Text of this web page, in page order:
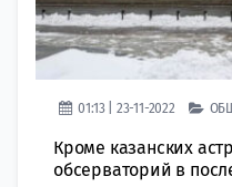
01:13 | 23-11-2022
Кроме казанских
обсерваторий в